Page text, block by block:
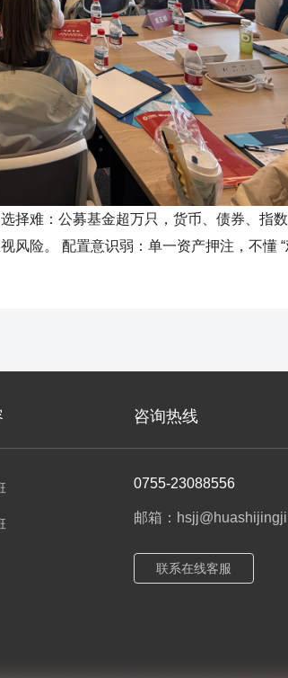
择难：公募基金超万只，货币、债券、指
风险。 配置意识弱：单一资产押注，不懂
咨询热线
0755-23088556
邮箱：
联系在线客服